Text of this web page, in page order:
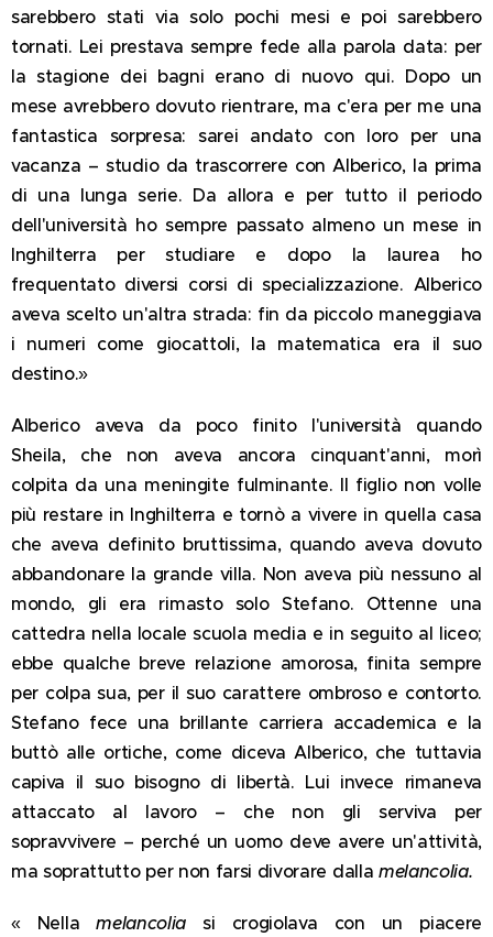
sarebbero stati via solo pochi mesi e poi sarebbero
tornati. Lei prestava sempre fede alla parola data: per
la stagione dei bagni erano di nuovo qui. Dopo un
mese avrebbero dovuto rientrare, ma c'era per me una
fantastica sorpresa: sarei andato con loro per una
vacanza – studio da trascorrere con Alberico, la prima
di una lunga serie. Da allora e per tutto il periodo
dell'università ho sempre passato almeno un mese in
Inghilterra per studiare e dopo la laurea ho
frequentato diversi corsi di specializzazione. Alberico
aveva scelto un'altra strada: fin da piccolo maneggiava
i numeri come giocattoli, la matematica era il suo
destino.»
Alberico aveva da poco finito l'università quando
Sheila, che non aveva ancora cinquant'anni, morì
colpita da una meningite fulminante. Il figlio non volle
più restare in Inghilterra e tornò a vivere in quella casa
che aveva definito bruttissima, quando aveva dovuto
abbandonare la grande villa. Non aveva più nessuno al
mondo, gli era rimasto solo Stefano. Ottenne una
cattedra nella locale scuola media e in seguito al liceo;
ebbe qualche breve relazione amorosa, finita sempre
per colpa sua, per il suo carattere ombroso e contorto.
Stefano fece una brillante carriera accademica e la
buttò alle ortiche, come diceva Alberico, che tuttavia
capiva il suo bisogno di libertà. Lui invece rimaneva
attaccato al lavoro – che non gli serviva per
sopravvivere – perché un uomo deve avere un'attività,
ma soprattutto per non farsi divorare dalla melancolia.
« Nellamelancolia si crogiolava con un piacere